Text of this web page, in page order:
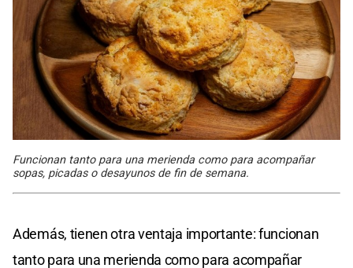
Funcionan tanto para una merienda como para acompañar
sopas, picadas o desayunos de fin de semana.
Además, tienen otra ventaja importante: funcionan
tanto para una merienda como para acompañar